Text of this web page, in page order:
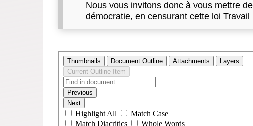
Nous vous invitons donc à vous mettre
démocratie, en censurant cette loi